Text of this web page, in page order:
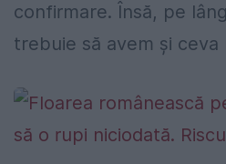
confirmare. Însă, pe
trebuie să avem și ceva